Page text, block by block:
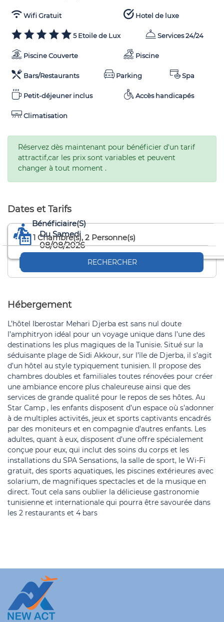
Wifi Gratuit Hotel de luxe
5 Etoile de Lux Services 24/24
Piscine Couverte Piscine
Bars/Restaurants Parking Spa
Petit-déjeuner inclus Accès handicapés
Climatisation
Réservez dès maintenant pour bénéficier d'un tarif
attractif,car les prix sont variables et peuvent
changer à tout moment .
Dates et Tarifs
Du Samedi
08/08/2026
Au Dimanche
Bénéficiaire(s)
1 Chambre(s), 2 Personne(s)
RECHERCHER
Hébergement
L’hôtel Iberostar Mehari Djerba est sans nul doute
l’amphitryon idéal pour un voyage unique dans l’une des
destinations les plus magiques de la Tunisie. Situé sur la
séduisante plage de Sidi Akkour, sur l’île de Djerba, il s’agit
d’un hôtel au style typiquement tunisien. Il propose des
chambres doubles et familiales toutes rénovées pour créer
une ambiance encore plus chaleureuse ainsi que des
services de grande qualité pour le repos de ses hôtes. Au
Star Camp , les enfants disposent d’un espace où s’adonner
à de multiples activités, jeux et sports captivants encadrés
par des moniteurs et en compagnie d’autres enfants. Les
adultes, quant à eux, disposent d’une offre spécialement
conçue pour eux, qui inclut des soins du corps et les
installations du SPA Sensations, la salle de sport, le Wi-Fi
gratuit, des sports aquatiques, les piscines extérieures avec
solarium, de magnifiques spectacles et de la musique en
direct. Tout cela sans oublier la délicieuse gastronomie
tunisienne et internationale qui pourra être savourée dans
les 2 restaurants et 4 bars